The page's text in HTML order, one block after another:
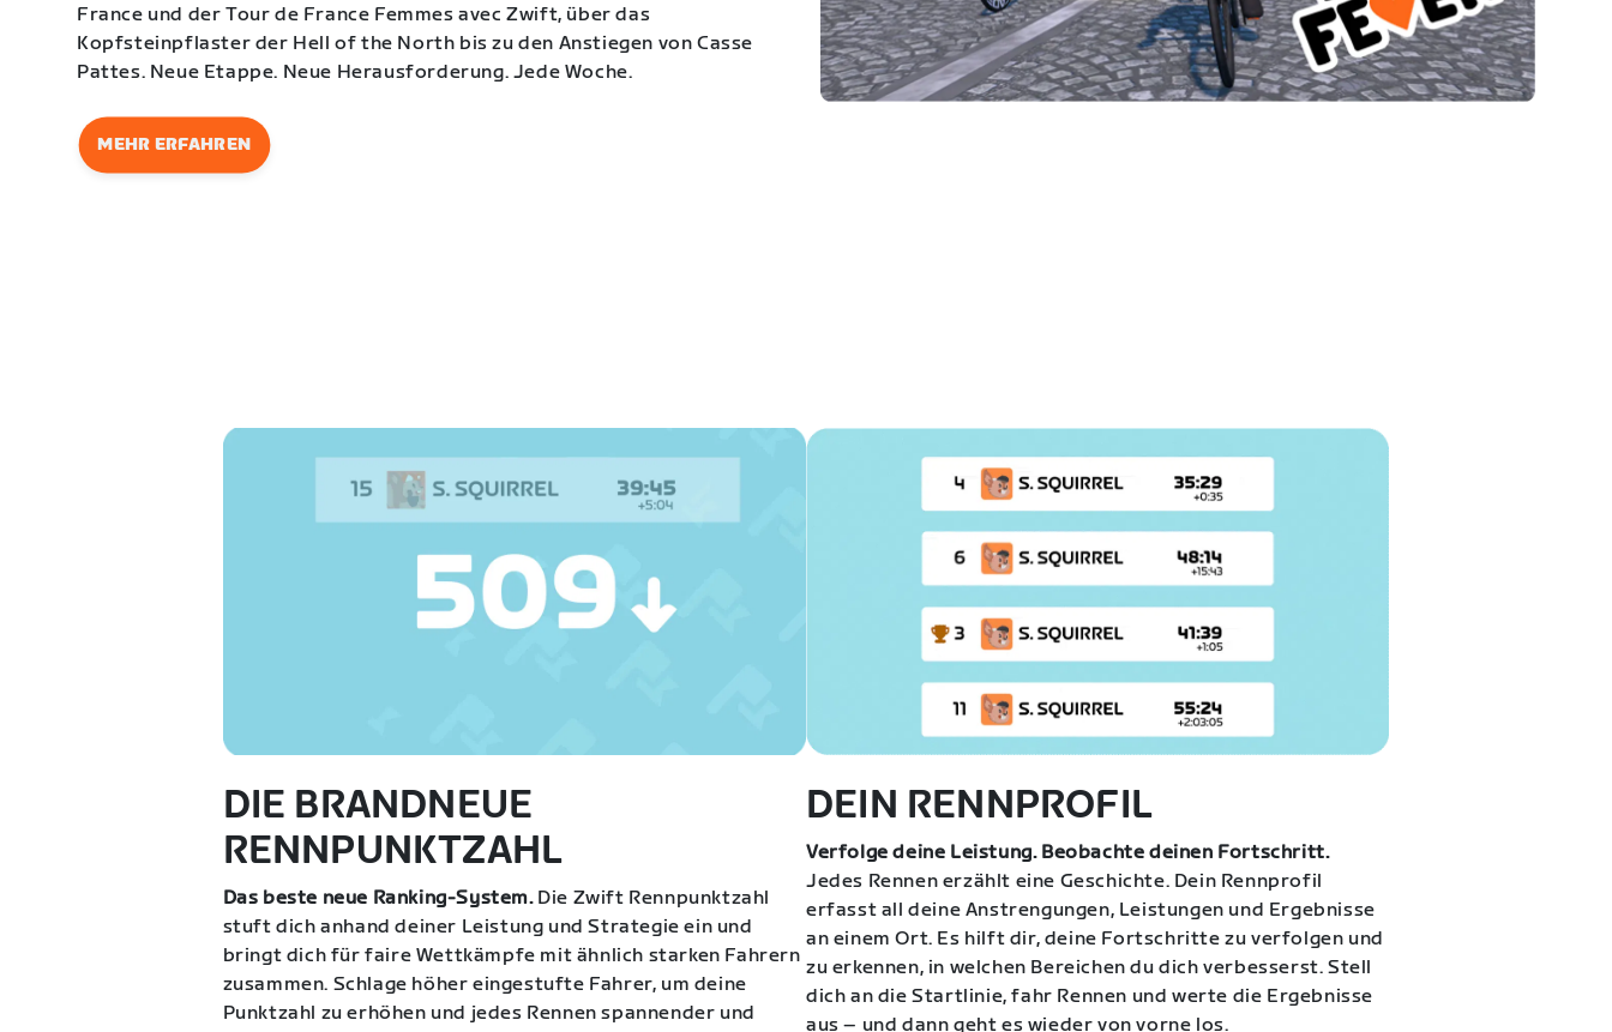
France und der Tour de France Femmes avec Zwift, über das
Kopfsteinpflaster der Hell of the North bis zu den Anstiegen von Casse
Pattes. Neue Etappe. Neue Herausforderung. Jede Woche.
MEHR ERFAHREN
DIE BRANDNEUE
RENNPUNKTZAHL
Das beste neue Ranking-System.Die Zwift Rennpunktzahl
stuft dich anhand deiner Leistung und Strategie ein und
bringt dich für faire Wettkämpfe mit ähnlich starken Fahrern
zusammen. Schlage höher eingestufte Fahrer, um deine
Punktzahl zu erhöhen und jedes Rennen spannender und
DEIN RENNPROFIL
Verfolge deine Leistung. Beobachte deinen Fortschritt.
Jedes Rennen erzählt eine Geschichte. Dein Rennprofil
erfasst all deine Anstrengungen, Leistungen und Ergebnisse
an einem Ort. Es hilft dir, deine Fortschritte zu verfolgen und
zu erkennen, in welchen Bereichen du dich verbesserst. Stell
dich an die Startlinie, fahr Rennen und werte die Ergebnisse
aus – und dann geht es wieder von vorne los.